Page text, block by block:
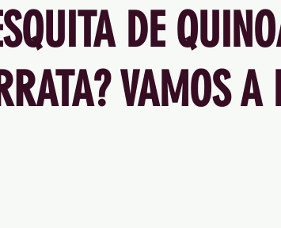
DE
VAMOS A